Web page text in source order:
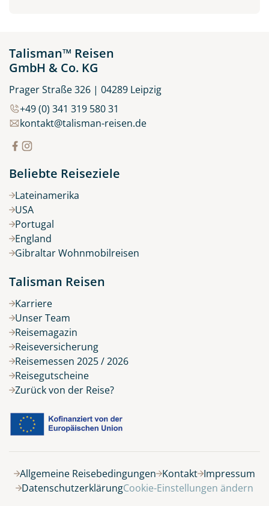
19 Tage
Belegung
Talisman™ Reisen
GmbH & Co. KG
Prager Straße 326 | 04289 Leipzig
+49 (0) 341 319 580 31
kontakt@talisman-reisen.de
Beliebte Reiseziele
Lateinamerika
USA
Portugal
England
Gibraltar Wohnmobilreisen
Talisman Reisen
Karriere
Unser Team
Reisemagazin
Reiseversicherung
Reisemessen 2025 / 2026
Reisegutscheine
Zurück von der Reise?
Allgemeine Reisebedingungen Kontakt Impressum
DatenschutzerklärungCookie-Einstellungen ändern